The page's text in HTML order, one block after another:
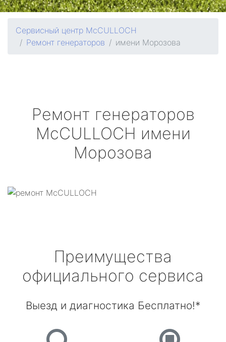
Сервисный центр McCULLOCH
Ремонт генераторов
имени Морозова
Ремонт генераторов
McCULLOCH имени
Морозова
Преимущества
официального сервиса
Выезд и диагностика Бесплатно!*